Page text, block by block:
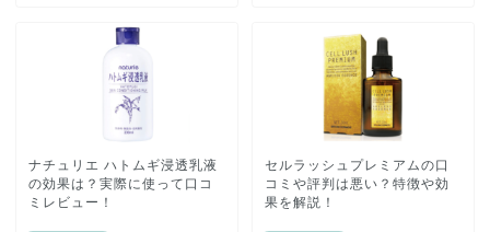
ナチュリエ ハトムギ浸透乳液
の効果は？実際に使って口コ
ミレビュー！
セルラッシュプレミアムの口
コミや評判は悪い？特徴や効
果を解説！